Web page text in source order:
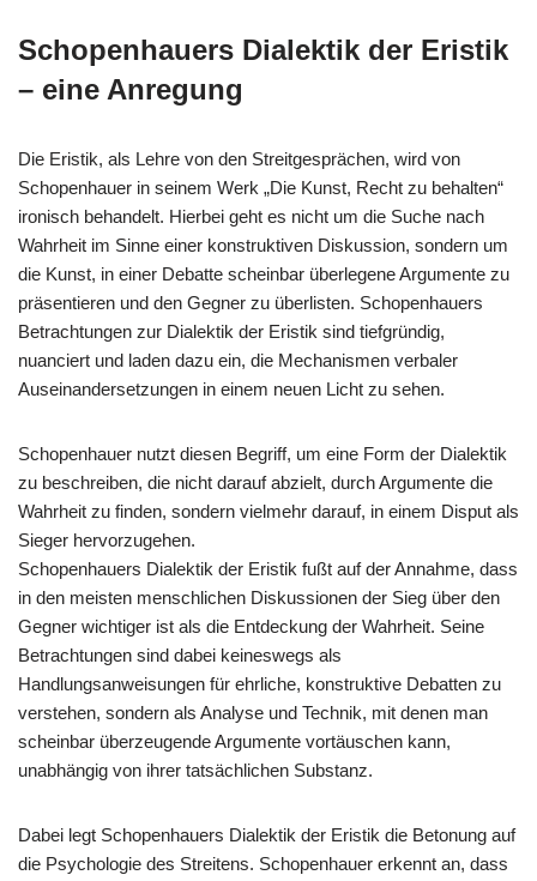
Schopenhauers Dialektik der Eristik
– eine Anregung
Die Eristik, als Lehre von den Streitgesprächen, wird von
Schopenhauer in seinem Werk „Die Kunst, Recht zu behalten“
ironisch behandelt. Hierbei geht es nicht um die Suche nach
Wahrheit im Sinne einer konstruktiven Diskussion, sondern um
die Kunst, in einer Debatte scheinbar überlegene Argumente zu
präsentieren und den Gegner zu überlisten. Schopenhauers
Betrachtungen zur Dialektik der Eristik sind tiefgründig,
nuanciert und laden dazu ein, die Mechanismen verbaler
Auseinandersetzungen in einem neuen Licht zu sehen.
Schopenhauer nutzt diesen Begriff, um eine Form der Dialektik
zu beschreiben, die nicht darauf abzielt, durch Argumente die
Wahrheit zu finden, sondern vielmehr darauf, in einem Disput als
Sieger hervorzugehen.
Schopenhauers Dialektik der Eristik fußt auf der Annahme, dass
in den meisten menschlichen Diskussionen der Sieg über den
Gegner wichtiger ist als die Entdeckung der Wahrheit. Seine
Betrachtungen sind dabei keineswegs als
Handlungsanweisungen für ehrliche, konstruktive Debatten zu
verstehen, sondern als Analyse und Technik, mit denen man
scheinbar überzeugende Argumente vortäuschen kann,
unabhängig von ihrer tatsächlichen Substanz.
Dabei legt Schopenhauers Dialektik der Eristik die Betonung auf
die Psychologie des Streitens. Schopenhauer erkennt an, dass